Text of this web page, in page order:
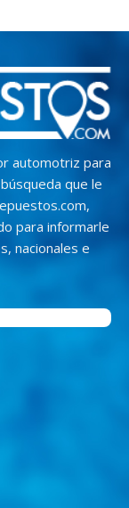
automotriz para
que le
para informarle
nacionales e